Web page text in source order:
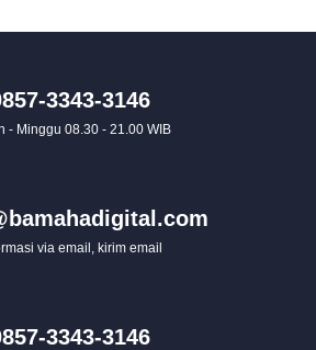
3343-3146
- Minggu 08.30 - 21.00 WIB
via email, kirim email
3343-3146